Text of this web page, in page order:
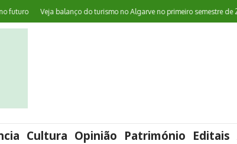
Veja balanço do turismo no Algarve no primeiro semestre de
Cultura Opinião Património Editais